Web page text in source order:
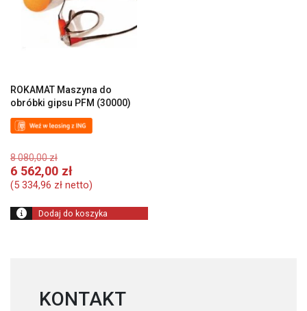
ROKAMAT Maszyna do
obróbki gipsu PFM (30000)
8 080,00złPierwotna
cena
wynosiła:
080,00 zł.
6 562,00 zł
6
562,00 zł.
(5 334,96 zł netto)
Dodaj do koszyka
KONTAKT